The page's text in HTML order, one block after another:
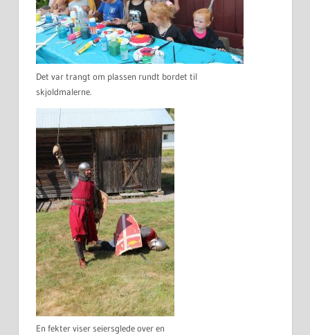
Det var trangt om plassen rundt bordet til
skjoldmalerne.
En fekter viser seiersglede over en